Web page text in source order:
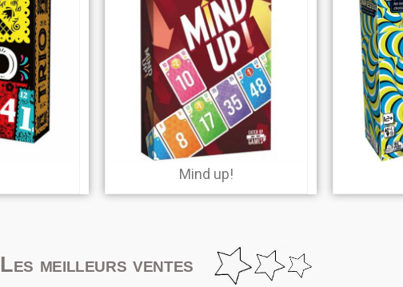
Mind up!
Les meilleurs ventes